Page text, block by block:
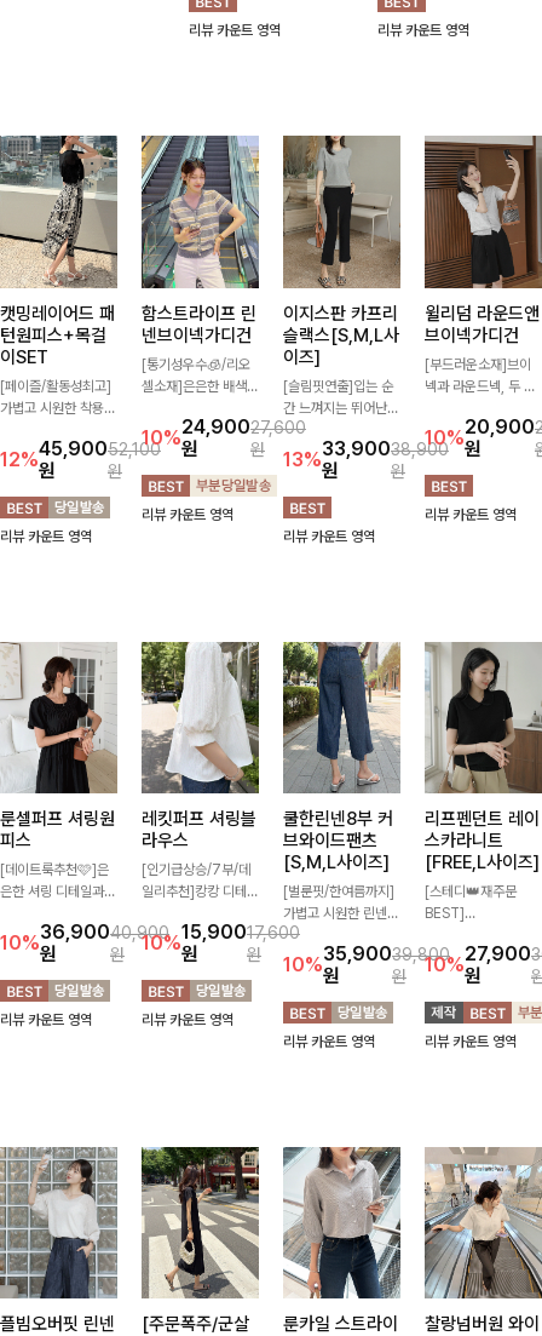
한 허리밴딩으로 하루 종일 산
뜻하고 쾌적하게 즐겨보세요!
리뷰 카운트 영역
데일리룩부터 데이트룩까지 화
사하게 즐기기 좋은 아이템이
리뷰 카운트 영역
캣밍레이어드 패
턴원피스+목걸
이SET
[페이즐/활동성최고]
가볍고 시원한 착용감
없이 즐기기 좋은 라
운드 니트 🤍 베이직
한 디자인으로 다양한
하의와 손쉽게 매치되
어 데일리하게 활용하
12%45,900
원
52,100
원
리뷰 카운트 영역
함스트라이프 린
넨브이넥가디건
[통기성우수🧊/리오
셀소재]은은한 배색
캐주얼하면서도 산뜻
한 무드 살려주는 니
트 가디건 💛 브이넥
라인에 슬림하게 떨어
지는 핏 더해져 단독
10%24,900
원
27,600
원
리뷰 카운트 영역
이지스판 카프리
슬랙스[S,M,L사
이즈]
[슬림핏연출]입는 순
간 느껴지는 뛰어난
신축성으로 활동량 많
은 날에도 편안하게
🌿 발목이 드러나는
카프리 기장이 다리
라인을 더욱 길고 산
뜻하게 보여주며, 깔
13%33,900
원
38,900
원
리뷰 카운트 영역
윌리덤 라운드앤
브이넥가디건
[부드러운소재]브이
넥과 라운드넥, 두 가
맞게 선택할 수 있는
활용도 높은 가디건
🤍 부드러운 착용감
과 베이직한 디자인으
로 단독은 물론 가볍
10%20,900
원
리뷰 카운트 영역
룬셀퍼프 셔링원
피스
[데이트룩추천🩷]은
은한 셔링 디테일과
사랑스러운 무드를 완
성해주는 원피스🤍
허리 스모크 밴딩이
슬림한 실루엣을 연출
해주며, 자연스럽게
10%36,900
원
40,900
원
리뷰 카운트 영역
레킷퍼프 셔링블
라우스
[인기급상승/7부/데
일리추천]캉캉 디테일
풍성한 실루엣을 완성
해주는 블라우스 🤍
가볍게 퍼지는 핏으로
체형을 자연스럽게 커
버해주며 여성스럽게
10%15,900
원
17,600
원
리뷰 카운트 영역
쿨한린넨8부 커
브와이드팬츠
[S,M,L사이즈]
[벌룬핏/한여름까지]
가볍고 시원한 린넨
혼방 소재로 한여름까
지 쾌적하게 즐기기
좋은 8부 커브 와이드
팬츠 🤍 자연스럽게
떨어지는 커브핏이 멋
스러운 실루엣을 연출
10%35,900
원
39,800
원
리뷰 카운트 영역
리프펜던트 레이
스카라니트
[FREE,L사이즈]
[스테디👑재주문
BEST]
카라 니트에 펜던트
포인트까지 톡-톡 얼
굴을 밝혀주는 컬러와
함께 해요-
10%27,900
원
리뷰 카운트 영역
플빔오버핏 린넨
[주문폭주/군살
룬카일 스트라이
찰랑넘버원 와이